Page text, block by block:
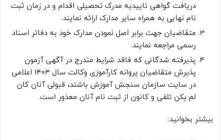
دریافت گواهی تاییدیه مدرک تحصیلی اقدام و در زمان ثبت
نام نهایی به همراه سایر مدارک ارائه نمایند.
متقاضیان جهت برابر اصل نمودن مدارک خود به دفاتر اسناد
رسمی مراجعه نمایند.
پذیرفته شدگانی که فاقد شرایط مندرج در آگهی آزمون
پذیرش متقاضیان پروانه کارآموزی وکالت سال ۱۴۰۳ اعلامی
در سایت سازمان سنجش آموزش باشند، قبولی آنان کان
لم یکن تلقی و کانون از ثبت نام آنان معذور است.
بیشتر بخوانید: